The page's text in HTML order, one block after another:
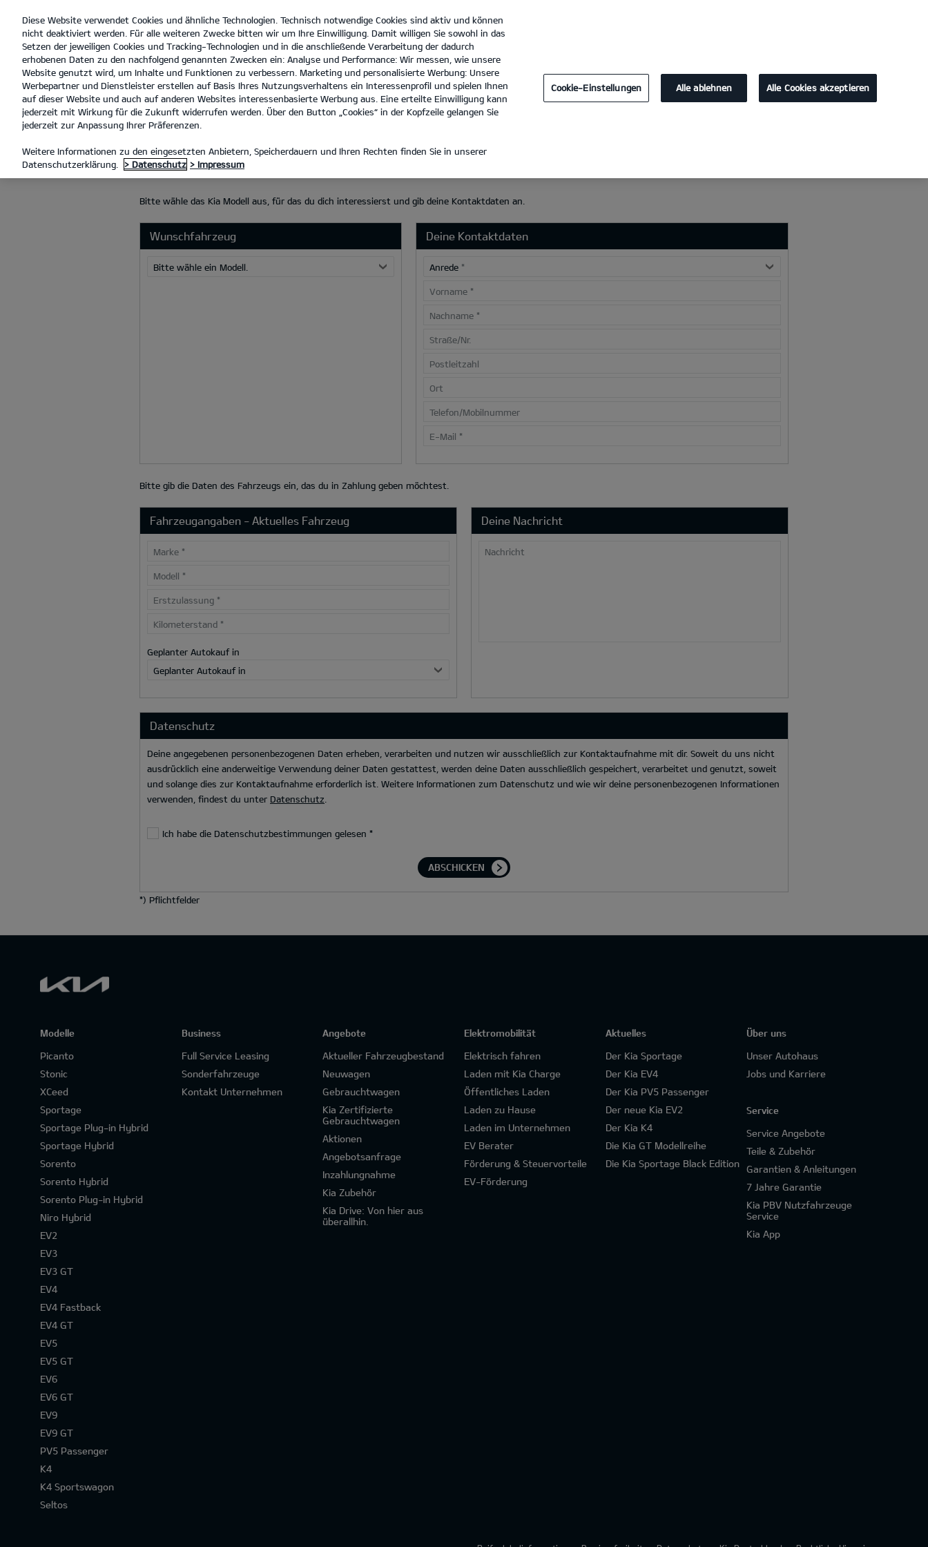
open
menu
Autohaus Möller GmbH Tel. :0361 - 54122200
INZAHLUNGNAHME
INZAHLUNGNAHME
Bitte wähle das Kia Modell aus, für das du dich interessierst und gib deine Kontaktdaten an.
Wunschfahrzeug
Bitte wähle ein Modell.
Deine Kontaktdaten
Anrede *
Vorname *
Nachname *
Straße/Nr.
Postleitzahl
Ort
Telefon/Mobilnummer
E-Mail *
Bitte gib die Daten des Fahrzeugs ein, das du in Zahlung geben möchtest.
Fahrzeugangaben - Aktuelles Fahrzeug
Marke *
Modell *
Erstzulassung *
Kilometerstand *
Geplanter Autokauf in
Geplanter Autokauf in
Deine Nachricht
Nachricht
Datenschutz
Deine angegebenen personenbezogenen Daten erheben, verarbeiten und nutzen wir ausschließlich zur Kontaktaufnahme mit dir. Soweit du uns nicht
ausdrücklich eine anderweitige Verwendung deiner Daten gestattest, werden deine Daten ausschließlich gespeichert, verarbeitet und genutzt, soweit
und solange dies zur Kontaktaufnahme erforderlich ist. Weitere Informationen zum Datenschutz und wie wir deine personenbezogenen Informationen
verwenden, findest du unter Datenschutz
Ich habe die Datenschutzbestimmungen gelesen *
ABSCHICKEN
*) Pflichtfelder
Modelle
Picanto
Stonic
XCeed
Sportage
Sportage Plug-in Hybrid
Sportage Hybrid
Sorento
Sorento Hybrid
Sorento Plug-in Hybrid
Niro Hybrid
EV2
EV3
EV3 GT
EV4
EV4 Fastback
EV4 GT
EV5
EV5 GT
EV6
EV6 GT
EV9
EV9 GT
PV5 Passenger
K4
K4 Sportswagon
Seltos
Business
Full Service Leasing
Sonderfahrzeuge
Kontakt Unternehmen
Angebote
Aktueller Fahrzeugbestand
Neuwagen
Gebrauchtwagen
Kia Zertifizierte
Gebrauchtwagen
Aktionen
Angebotsanfrage
Inzahlungnahme
Kia Zubehör
Kia Drive: Von hier aus
überallhin.
Elektromobilität
Elektrisch fahren
Laden mit Kia Charge
Öffentliches Laden
Laden zu Hause
Laden im Unternehmen
EV Berater
Förderung & Steuervorteile
EV-Förderung
Aktuelles
Der Kia Sportage
Der Kia EV4
Der Kia PV5 Passenger
Der neue Kia EV2
Der Kia K4
Die Kia GT Modellreihe
Die Kia Sportage Black Edition
Über uns
Unser Autohaus
Jobs und Karriere
Service
Service Angebote
Teile & Zubehör
Garantien & Anleitungen
7 Jahre Garantie
Kia PBV Nutzfahrzeuge
Service
Kia App
Diese Website verwendet Cookies und ähnliche Technologien. Technisch notwendige Cookies sind aktiv und können
nicht deaktiviert werden. Für alle weiteren Zwecke bitten wir um Ihre Einwilligung. Damit willigen Sie sowohl in das
Setzen der jeweiligen Cookies und Tracking-Technologien und in die anschließende Verarbeitung der dadurch
erhobenen Daten zu den nachfolgend genannten Zwecken ein: Analyse und Performance: Wir messen, wie unsere
Website genutzt wird, um Inhalte und Funktionen zu verbessern. Marketing und personalisierte Werbung: Unsere
Werbepartner und Dienstleister erstellen auf Basis Ihres Nutzungsverhaltens ein Interessenprofil und spielen Ihnen
auf dieser Website und auch auf anderen Websites interessenbasierte Werbung aus. Eine erteilte Einwilligung kann
jederzeit mit Wirkung für die Zukunft widerrufen werden. Über den Button „Cookies“ in der Kopfzeile gelangen Sie
jederzeit zur Anpassung Ihrer Präferenzen.
Weitere Informationen zu den eingesetzten Anbietern, Speicherdauern und Ihren Rechten finden Sie in unserer
Datenschutzerklärung.
> Datenschutz > Impressum
Cookie-Einstellungen Alle ablehnen Alle Cookies akzeptieren